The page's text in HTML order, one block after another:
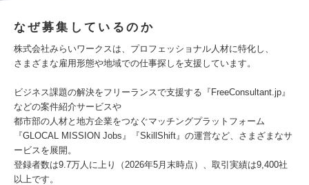
なぜ募集しているのか
株式会社みらいワークスは、プロフェッショナル人材に特化し、
さまざまな雇用形態や地域での仕事探しを支援しています。
ビジネス課題の解決をフリーランスで支援する『FreeConsultant.jp』
などの案件紹介サービスや
都市部の人材と地方企業をつなぐマッチングプラットフォーム
『GLOCAL MISSION Jobs』『SkillShift』の運営など、さまざまなサ
ービスを展開。
登録者数は9.7万人に上り（2026年5月末時点）、取引実績は9,400社
以上です。